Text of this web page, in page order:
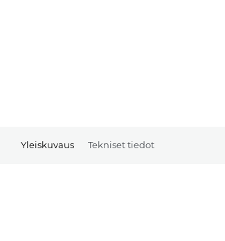
Yleiskuvaus Tekniset tiedot